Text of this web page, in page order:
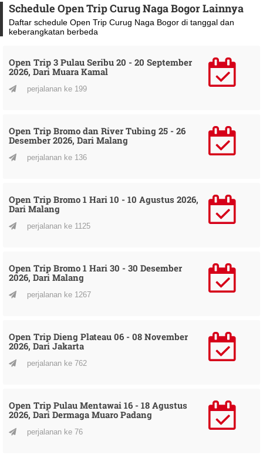
Schedule Open Trip Curug Naga Bogor Lainnya
Daftar schedule Open Trip Curug Naga Bogor di tanggal dan
keberangkatan berbeda
Open Trip 3 Pulau Seribu 20 - 20 September
2026, Dari Muara Kamal
perjalanan ke 199
Open Trip Bromo dan River Tubing 25 - 26
Desember 2026, Dari Malang
perjalanan ke 136
Open Trip Bromo 1 Hari 10 - 10 Agustus 2026,
Dari Malang
perjalanan ke 1125
Open Trip Bromo 1 Hari 30 - 30 Desember
2026, Dari Malang
perjalanan ke 1267
Open Trip Dieng Plateau 06 - 08 November
2026, Dari Jakarta
perjalanan ke 762
Open Trip Pulau Mentawai 16 - 18 Agustus
2026, Dari Dermaga Muaro Padang
perjalanan ke 76